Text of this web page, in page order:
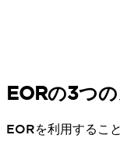
EORの3つ
EORを利用するこ